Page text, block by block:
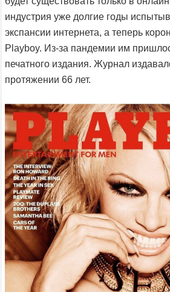
индустрия уже долгие годы
экспансии интернета, а теперь
Playboy. Из-за пандемии им
печатного издания. Журнал
протяжении 66 лет.